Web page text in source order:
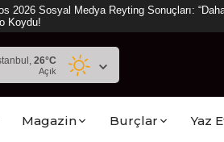
2026 Sosyal Medya Reyting Sonuçları:
Koydu!
26°C
Açık
Magazin Burçlar Yaz